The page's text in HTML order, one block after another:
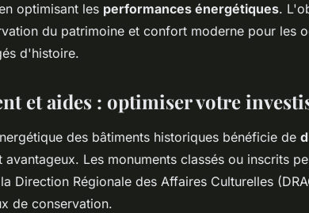
optimisant les performances énergétiques.
du patrimoine et confort moderne pour les
d'histoire.
et aides : optimiser votre
des bâtiments historiques bénéficie de
avantageux. Les monuments classés ou inscrits
Direction Régionale des Affaires Culturelles
de conservation.